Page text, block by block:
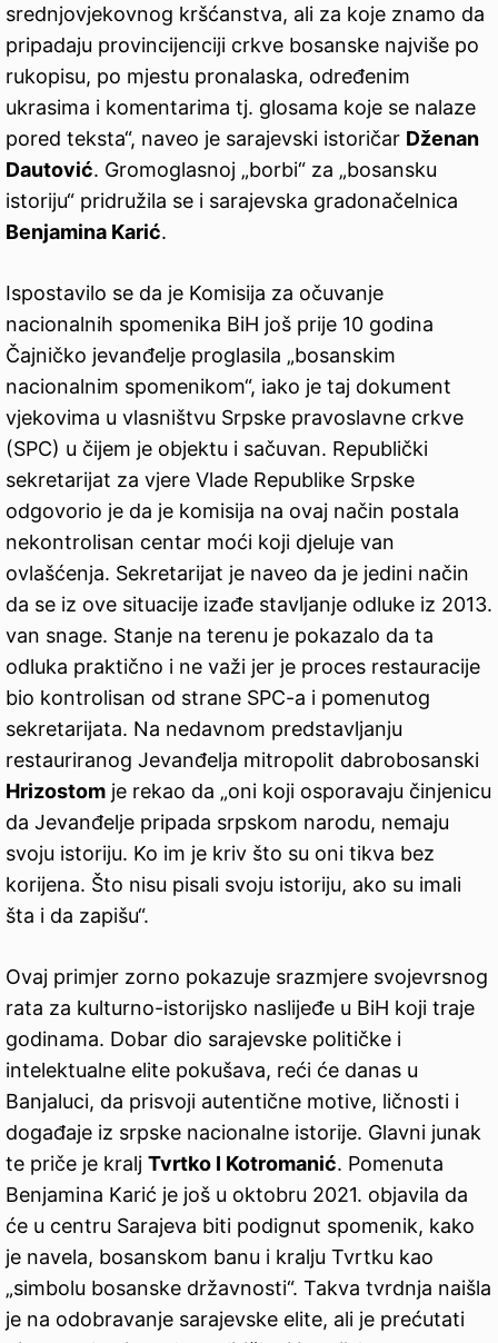
srednjovjekovnog kršćanstva, ali za koje znamo da
pripadaju provincijenciji crkve bosanske najviše po
rukopisu, po mjestu pronalaska, određenim
ukrasima i komentarima tj. glosama koje se nalaze
pored teksta“, naveo je sarajevski istoričar Dženan
Dautović. Gromoglasnoj „borbi“ za „bosansku
istoriju“ pridružila se i sarajevska gradonačelnica
Benjamina Karić.
Ispostavilo se da je Komisija za očuvanje
nacionalnih spomenika BiH još prije 10 godina
Čajničko jevanđelje proglasila „bosanskim
nacionalnim spomenikom“, iako je taj dokument
vjekovima u vlasništvu Srpske pravoslavne crkve
(SPC) u čijem je objektu i sačuvan. Republički
sekretarijat za vjere Vlade Republike Srpske
odgovorio je da je komisija na ovaj način postala
nekontrolisan centar moći koji djeluje van
ovlašćenja. Sekretarijat je naveo da je jedini način
da se iz ove situacije izađe stavljanje odluke iz 2013.
van snage. Stanje na terenu je pokazalo da ta
odluka praktično i ne važi jer je proces restauracije
bio kontrolisan od strane SPC-a i pomenutog
sekretarijata. Na nedavnom predstavljanju
restauriranog Jevanđelja mitropolit dabrobosanski
Hrizostom je rekao da „oni koji osporavaju činjenicu
da Jevanđelje pripada srpskom narodu, nemaju
svoju istoriju. Ko im je kriv što su oni tikva bez
korijena. Što nisu pisali svoju istoriju, ako su imali
šta i da zapišu“.
Ovaj primjer zorno pokazuje srazmjere svojevrsnog
rata za kulturno-istorijsko naslijeđe u BiH koji traje
godinama. Dobar dio sarajevske političke i
intelektualne elite pokušava, reći će danas u
Banjaluci, da prisvoji autentične motive, ličnosti i
događaje iz srpske nacionalne istorije. Glavni junak
te priče je kralj Tvrtko I Kotromanić. Pomenuta
Benjamina Karić je još u oktobru 2021. objavila da
će u centru Sarajeva biti podignut spomenik, kako
je navela, bosanskom banu i kralju Tvrtku kao
„simbolu bosanske državnosti“. Takva tvrdnja naišla
je na odobravanje sarajevske elite, ali je prećutati